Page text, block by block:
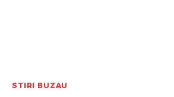
STIRI BUZAU